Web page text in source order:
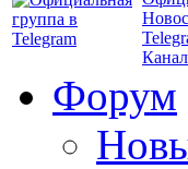
Форум